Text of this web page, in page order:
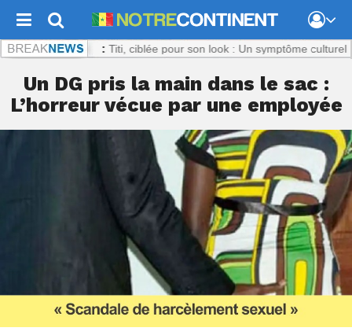
: Titi, ciblée pour son look : Un symptôme culturel
Un DG pris la main dans le sac :
L’horreur vécue par une employée